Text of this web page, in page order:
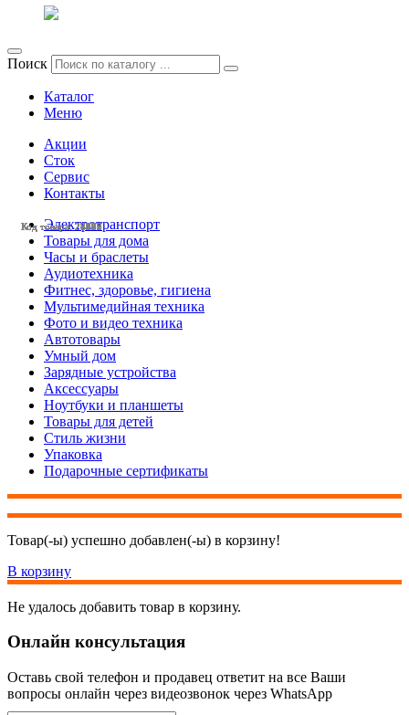
Код товара: 27463
Код товара: 26135
Код товара: 25487
Код товара: 24125
Код товара: 28227
Код товара: 28112
Код товара: 27705
Код товара: 27696
Код товара: 27580
Код товара: 27579
Код товара: 27577
Код товара: 27027
Поиск
Каталог
Меню
Акции
Сток
Сервис
Контакты
Электротранспорт
Товары для дома
Часы и браслеты
Аудиотехника
Фитнес, здоровье, гигиена
Мультимедийная техника
Фото и видео техника
Автотовары
Умный дом
Зарядные устройства
Аксессуары
Ноутбуки и планшеты
Товары для детей
Стиль жизни
Упаковка
Подарочные сертификаты
Товар(-ы) успешно добавлен(-ы) в корзину!
В корзину
Не удалось добавить товар в корзину.
Онлайн консультация
Оставь свой телефон и продавец ответит на все Ваши
вопросы онлайн через видеозвонок через WhatsApp